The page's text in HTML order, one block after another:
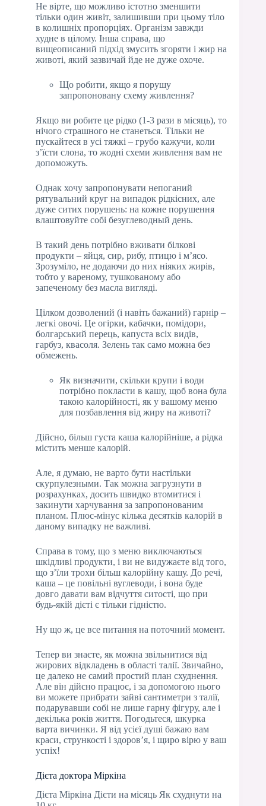
Не вірте, що можливо істотно зменшити
тільки один живіт, залишивши при цьому тіло
в колишніх пропорціях. Організм завжди
худне в цілому. Інша справа, що
вищеописаний підхід змусить згоряти і жир на
животі, який зазвичай йде не дуже охоче.
Що робити, якщо я порушу
запропоновану схему живлення?
Якщо ви робите це рідко (1-3 рази в місяць), то
нічого страшного не станеться. Тільки не
пускайтеся в усі тяжкі – грубо кажучи, коли
з’їсти слона, то жодні схеми живлення вам не
допоможуть.
Однак хочу запропонувати непоганий
рятувальний круг на випадок рідкісних, але
дуже ситих порушень: на кожне порушення
влаштовуйте собі безуглеводный день.
В такий день потрібно вживати білкові
продукти – яйця, сир, рибу, птицю і м’ясо.
Зрозуміло, не додаючи до них ніяких жирів,
тобто у вареному, тушкованому або
запеченому без масла вигляді.
Цілком дозволений (і навіть бажаний) гарнір –
легкі овочі. Це огірки, кабачки, помідори,
болгарський перець, капуста всіх видів,
гарбуз, квасоля. Зелень так само можна без
обмежень.
Як визначити, скільки крупи і води
потрібно покласти в кашу, щоб вона була
такою калорійності, як у вашому меню
для позбавлення від жиру на животі?
Дійсно, більш густа каша калорійніше, а рідка
містить менше калорій.
Але, я думаю, не варто бути настільки
скурпулезными. Так можна загрузнути в
розрахунках, досить швидко втомитися і
закинути харчування за запропонованим
планом. Плюс-мінус кілька десятків калорій в
даному випадку не важливі.
Справа в тому, що з меню виключаються
шкідливі продукти, і ви не видужаєте від того,
що з’їли трохи більш калорійну кашу. До речі,
каша – це повільні вуглеводи, і вона буде
довго давати вам відчуття ситості, що при
будь-якій дієті є тільки гідністю.
Ну що ж, це все питання на поточний момент.
Тепер ви знаєте, як можна звільнитися від
жирових відкладень в області талії. Звичайно,
це далеко не самий простий план схуднення.
Але він дійсно працює, і за допомогою нього
ви можете прибрати зайві сантиметри з талії,
подарувавши собі не лише гарну фігуру, але і
декілька років життя. Погодьтеся, шкурка
варта вичинки. Я від усієї душі бажаю вам
краси, стрункості і здоров’я, і щиро вірю у ваш
успіх!
Дієта доктора Міркіна
Дієта Міркіна Дієти на місяць Як схуднути на